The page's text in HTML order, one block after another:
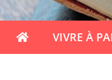
VIVRE À